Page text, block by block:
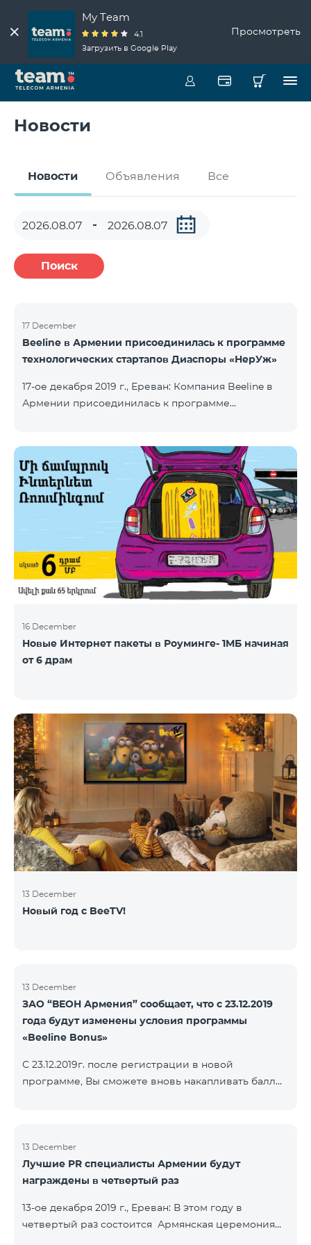
My Team
4.1
Загрузить в Google Play
Просмотреть
Новости
Новости Объявления Все
Поиск
17 December
Beeline в Армении присоединилась к программе
технологических стартапов Диаспоры «НерУж»
17-ое декабря 2019 г., Ереван: Компания Beeline в
Армении присоединилась к программе
высокотехнологичной промышленности РА и
офисом главного комиссара по делам диаспоры
РА. Основная цель программы - привлечение
талантливых предпринимателей, инженеров из
диаспоры, стимулирование репатриации, а также
развитие стартап-экосистемы в Армении.
Программа позволяет превратить
технологические идеи и проекты прож
16 December
Новые Интернет пакеты в Роуминге- 1МБ начиная
от 6 драм
13 December
Новый год с BeeTV!
13 December
ЗАО “ВЕОН Армения” сообщает, что с 23.12.2019
года будут изменены условия программы
«Beeline Bonus»
С 23.12.2019г. после регистрации в новой
программе, Вы сможете вновь накапливать баллы
декабря 2019г. Абоненты статусов Gold и VIP
перейдут в новую программу со своим статусом.
При регистрации в новой программе абоненты
новой бонусной программы.
13 December
Лучшие PR специалисты Армении будут
награждены в четвертый раз
13-ое декабря 2019 г., Ереван: В этом году в
четвертый раз состоится Армянская церемония